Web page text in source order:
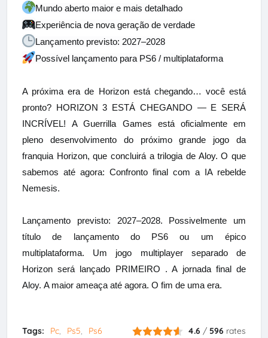
Mundo aberto maior e mais detalhado
Experiência de nova geração de verdade
Lançamento previsto: 2027–2028
Possível lançamento para PS6 / multiplataforma
A próxima era de Horizon está chegando… você está
pronto? HORIZON 3 ESTÁ CHEGANDO — E SERÁ
INCRÍVEL!A Guerrilla Games está oficialmente em
pleno desenvolvimento do próximo grande jogo da
franquia Horizon, que concluirá a trilogia de Aloy.O que
sabemos até agora: Confronto final com a IA rebelde
Nemesis.
Lançamento previsto: 2027–2028. Possivelmente um
título de lançamento do PS6 ou um épico
multiplataforma. Um jogo multiplayer separado de
Horizon será lançado PRIMEIRO . A jornada final de
Aloy. A maior ameaça até agora. O fim de uma era.
Tags: Pc Ps5 Ps6 4.6 /596 rates